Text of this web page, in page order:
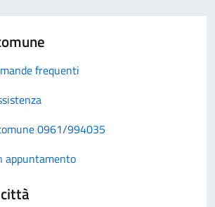
frequenti
0961/994035
appuntamento